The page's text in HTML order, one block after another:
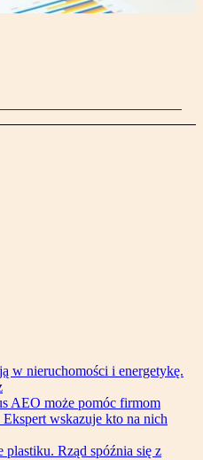
w nieruchomości i energetykę.
AEO może pomóc firmom
wskazuje kto na nich
plastiku. Rząd spóźnia się z